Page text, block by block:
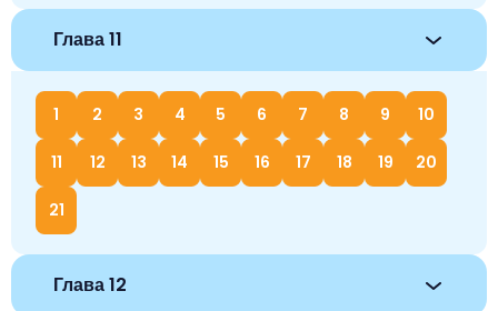
Глава 11
1 2 3 4 5 6 7 8 9 10
11 12 13 14 15 16 17 18 19 20
21
Глава 12